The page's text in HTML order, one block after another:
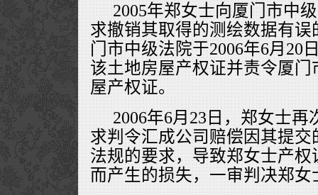
2005年郑女士向厦门市中
求撤销其取得的测绘数据有
门市中级法院于2006年6月20
该土地房屋产权证并责令厦
屋产权证。
2006年6月23日，郑女士
求判令汇成公司赔偿因其提
法规的要求，导致郑女士产
而产生的损失，一审判决郑女